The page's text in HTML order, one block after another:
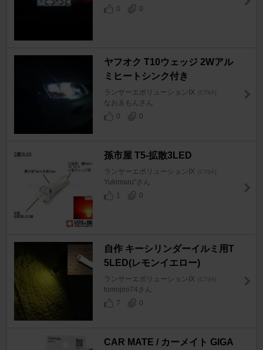
0
0
ヤフオク T10ウェッジ 2Wアル
ミヒートシンク付き
ランサーエボリューションIX [CT9A]
なおゑもんさん
0
0
孫市屋 T5-拡散3LED
ランサーエボリューションIX [CT9A]
Yukimaru"さん
1
0
自作 キーシリンダーイルミ用T
5LED(レモンイエロー)
ランサーエボリューションIX [CT9A]
tomojiro74さん
7
0
CAR MATE / カーメイト GIGA